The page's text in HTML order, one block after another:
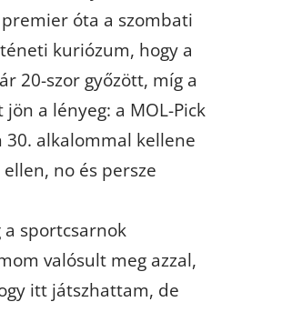
óta a szombati
kuriózum, hogy a
20-szor győzött, míg a
a lényeg: a MOL-Pick
30. alkalommal kellene
no és persze
a sportcsarnok
valósult meg azzal,
itt játszhattam, de